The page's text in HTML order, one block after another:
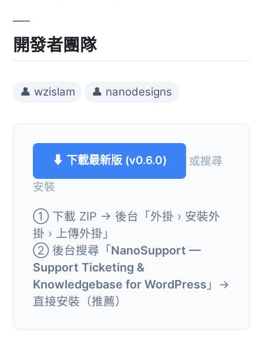
開發者團隊
👤 wzislam 👤 nanodesigns
⬇ 下載最新版 (v0.6.0)
或搜尋
安裝
① 下載 ZIP → 後台「外掛 › 安裝外
掛 › 上傳外掛」
② 後台搜尋「NanoSupport —
Support Ticketing &
Knowledgebase for WordPress 」→
直接安裝（推薦）